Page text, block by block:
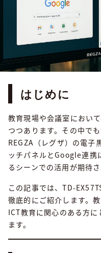
はじめに
教育現場や会議室におい
つつあります。その中で
REGZA（レグザ）の電子
ッチパネルとGoogle連携
るシーンでの活用が期待さ
この記事では、TD-
徹底的にご紹介します。
ICT教育に関心のある方
ます。